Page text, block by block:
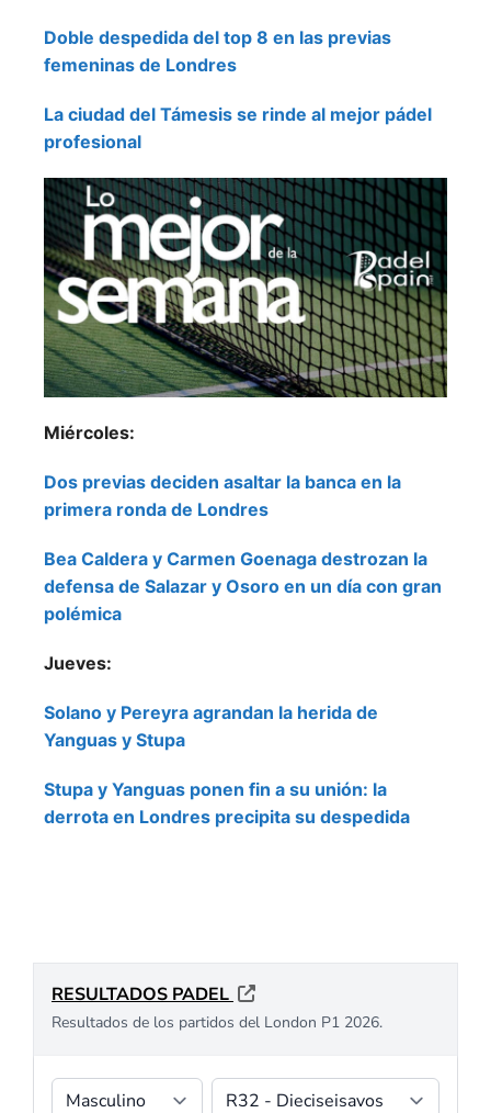
Doble despedida del top 8 en las previas
femeninas de Londres
La ciudad del Támesis se rinde al mejor pádel
profesional
Miércoles:
Dos previas deciden asaltar la banca en la
primera ronda de Londres
Bea Caldera y Carmen Goenaga destrozan la
defensa de Salazar y Osoro en un día con gran
polémica
Jueves:
Solano y Pereyra agrandan la herida de
Yanguas y Stupa
Stupa y Yanguas ponen fin a su unión: la
derrota en Londres precipita su despedida